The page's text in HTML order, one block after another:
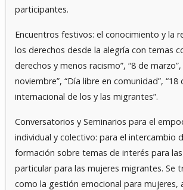
participantes.
Encuentros festivos: el conocimiento y la
los derechos desde la alegría con temas
derechos y menos racismo”, “8 de marzo”,
noviembre”, “Día libre en comunidad”,
internacional de los y las migrantes”.
Conversatorios y Seminarios para el
individual y colectivo: para el intercambio
formación sobre temas de interés para
particular para las mujeres migrantes. Se
como la gestión emocional para mujeres,